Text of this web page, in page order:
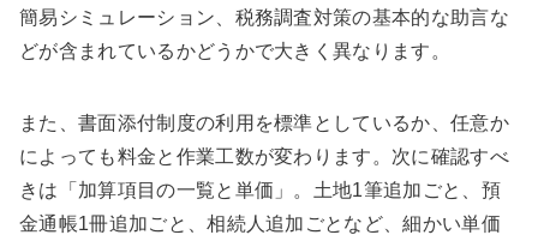
簡易シミュレーション、税務調査対策の基本的な助言な
どが含まれているかどうかで大きく異なります。
また、書面添付制度の利用を標準としているか、任意か
によっても料金と作業工数が変わります。次に確認すべ
きは「加算項目の一覧と単価」。土地1筆追加ごと、預
金通帳1冊追加ごと、相続人追加ごとなど、細かい単価